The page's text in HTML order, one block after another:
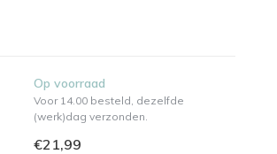
Op voorraad
Voor 14.00 besteld, dezelfde
(werk)dag verzonden.
€21,99